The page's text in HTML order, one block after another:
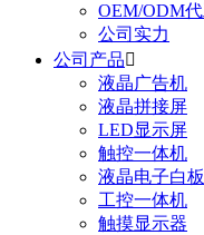
OEM/ODM
公司实力
公司产品
液晶广告机
液晶拼接屏
LED显示屏
触控一体机
液晶电子白板
工控一体机
触摸显示器